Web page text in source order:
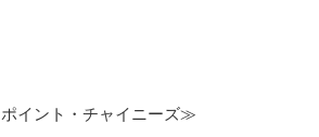
イント・チャイニーズ≫